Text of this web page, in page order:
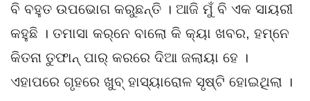
ବି ବହୁତ ଉପଭୋଗ କରୁଛନ୍ତି । ଆଜି ମୁଁ ବି ଏକ ସାୟରୀ
କହୁଛି । ତମାସା କର୍‌ନେ ବାଲୋ କି କ୍ୟା ଖବର, ହମ୍‌ନେ
କିତନା ତୁଫାନ୍‌ ପାର୍‌ କରରେ ଦିଆ ଜଲାୟା ହେ ।
ଏହାପରେ ଗୃହରେ ଖୁବ୍‌ ହାସ୍ୟାରୋଳ ସୃଷ୍ଟି ହୋଇଥିଲା ।